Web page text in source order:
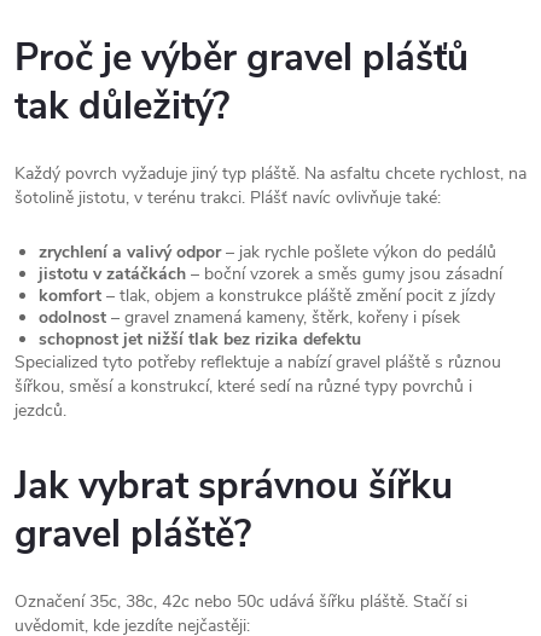
Proč je výběr gravel plášťů
tak důležitý?
Každý povrch vyžaduje jiný typ pláště. Na asfaltu chcete rychlost, na
šotolině jistotu, v terénu trakci. Plášť navíc ovlivňuje také:
zrychlení a valivý odpor– jak rychle pošlete výkon do pedálů
jistotu v zatáčkách – boční vzorek a směs gumy jsou zásadní
komfort – tlak, objem a konstrukce pláště změní pocit z jízdy
odolnost – gravel znamená kameny, štěrk, kořeny i písek
schopnost jet nižší tlak bez rizika defektu
Specialized tyto potřeby reflektuje a nabízí gravel pláště s různou
šířkou, směsí a konstrukcí, které sedí na různé typy povrchů i
jezdců.
Jak vybrat správnou šířku
gravel pláště?
Označení 35c, 38c, 42c nebo 50c udává šířku pláště. Stačí si
uvědomit, kde jezdíte nejčastěji: